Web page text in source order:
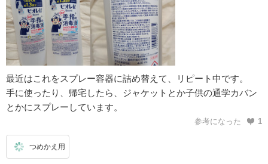
最近はこれをスプレー容器に詰め替えて、リピート中です。
手に使ったり、帰宅したら、ジャケットとか子供の通学カバン
とかにスプレーしています。
参考になった 1
つめかえ用